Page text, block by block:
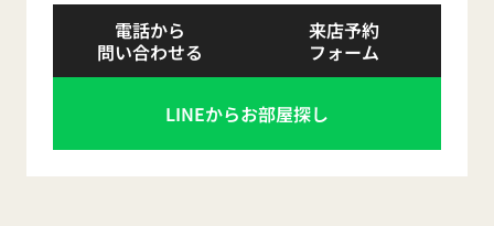
電話から
問い合わせる
来店予約
フォーム
LINEからお部屋探し